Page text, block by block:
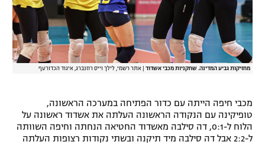
מדיניות פרטיות
תקנון פעילות ספורט 1
רשיון להקרנה פומבית לבית עסק
לוח דרושים – ג'ובנט
גיימינג E-Sports
מחזיקות גביע המדינה. שחקניות מכבי אשדוד אתר רשמי, לילך וייס רוזנברג, איגוד הכדורעף
מכבי חיפה הייתה עם כדור הפתיחה במערכה הראשונה,
טופיקינה עם הנקודה הראשונה העלתה את אשדוד ראשונה על
הלוח ל-0:1, דה סילבה מאשדוד החטיאה הנחתה וחיפה השוותה
ל-2:2 אבל דה סילבה מיד תיקנה ובשתי נקודות רצופות העלתה